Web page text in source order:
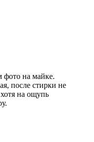
фото на майке.
после стирки не
на ощупь